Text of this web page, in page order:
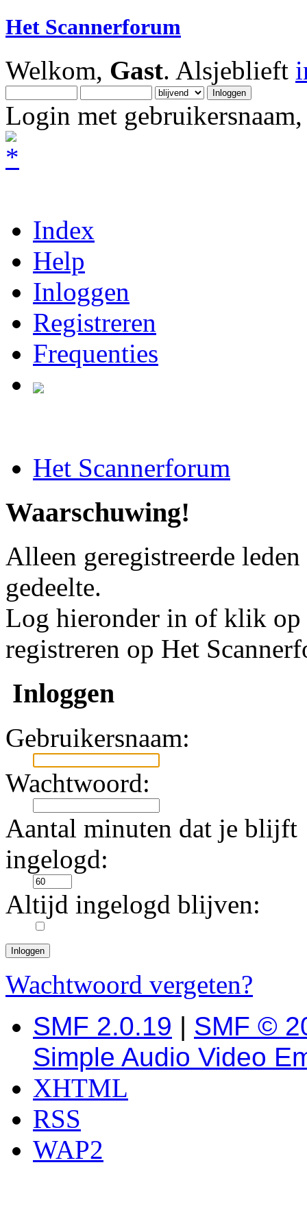
Het Scannerforum
Welkom, Gast. Alsjeblieft
Login met
Index
Help
Inloggen
Registreren
Frequenties
Het Scannerforum
Waarschuwing!
Alleen geregistreerde
gedeelte.
Log hieronder in of klik op
registreren op Het
Inloggen
Gebruikersnaam:
Wachtwoord:
Aantal minuten dat je blijft
ingelogd:
Altijd ingelogd blijven:
Wachtwoord vergeten?
SMF 2.0.19 | SMF ©
Simple Audio Video
XHTML
RSS
WAP2